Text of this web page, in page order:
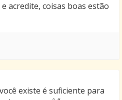
acredite, coisas boas estão
existe é suficiente para